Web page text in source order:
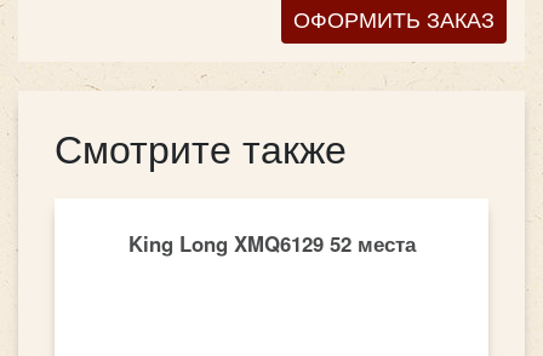
ОФОРМИТЬ ЗАКАЗ
Смотрите также
King Long XMQ6129 52 места